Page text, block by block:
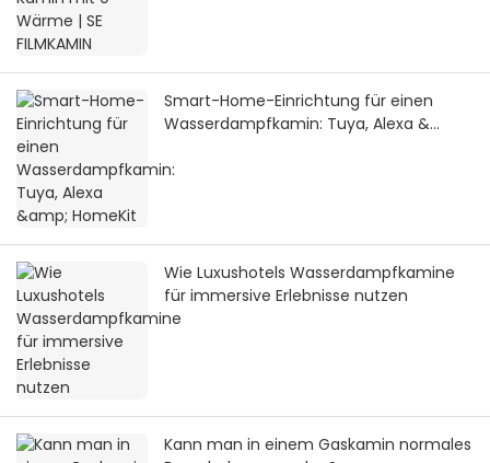
Smart-Home-Einrichtung für einen
Wasserdampfkamin: Tuya, Alexa &
Wie Luxushotels Wasserdampfkamine
für immersive Erlebnisse nutzen
Kann man in einem Gaskamin normales